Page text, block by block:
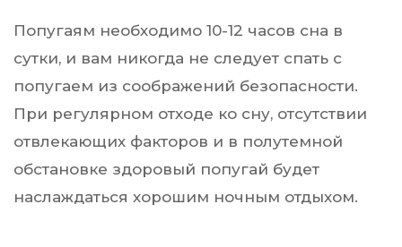
Попугаям необходимо 10-12 часов сна в
сутки, и вам никогда не следует спать с
попугаем из соображений безопасности.
При регулярном отходе ко сну, отсутствии
отвлекающих факторов и в полутемной
обстановке здоровый попугай будет
наслаждаться хорошим ночным отдыхом.